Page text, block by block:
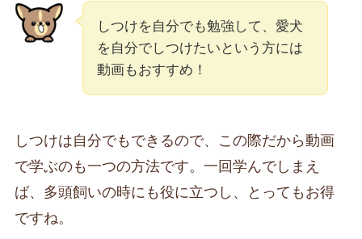
しつけを自分でも勉強して、愛犬
を自分でしつけたいという方には
動画もおすすめ！
しつけは自分でもできるので、この際だから動画
で学ぶのも一つの方法です。一回学んでしまえ
ば、多頭飼いの時にも役に立つし、とってもお得
ですね。